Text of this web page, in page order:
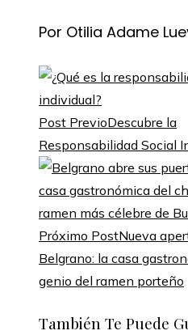
Por Otilia Adame
Post PrevioDescubre la
Responsabilidad Social
Próximo PostNueva
Belgrano: la casa
genio del ramen porteño
También Te Puede